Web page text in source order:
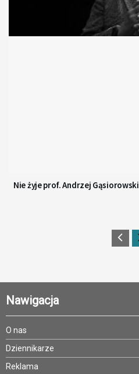
Nie żyje prof. Andrzej Gąsiorowski
Nawigacja
O nas
Dziennikarze
Reklama